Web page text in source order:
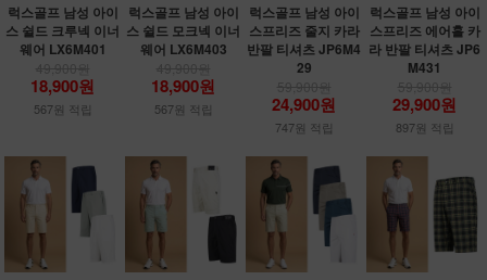
럭스골프 남성 아이
스 쉴드 크루넥 이너
웨어 LX6M401
18,900원
567원 적립
럭스골프 남성 아이
스 쉴드 모크넥 이너
웨어 LX6M403
18,900원
567원 적립
럭스골프 남성 아이
스프리즈 줄지 카라
반팔 티셔츠 JP6M4
29
24,900원
747원 적립
럭스골프 남성 아이
스프리즈 에어홀 카
라 반팔 티셔츠 JP6
M431
29,900원
897원 적립